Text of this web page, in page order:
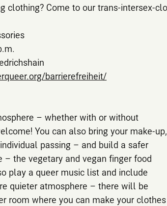
clothing? Come to our trans-intersex-
barrierefreiheit/
– whether with or without
You can also bring your make-up,
passing – and build a safer
the vegetary and vegan finger food
play a queer music list and include
quieter atmosphere – there will be
room where you can make your clothes